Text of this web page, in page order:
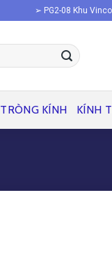
➢ PG2-08 Khu
TRÒNG KÍNH KÍNH